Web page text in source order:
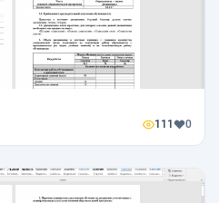
111 0